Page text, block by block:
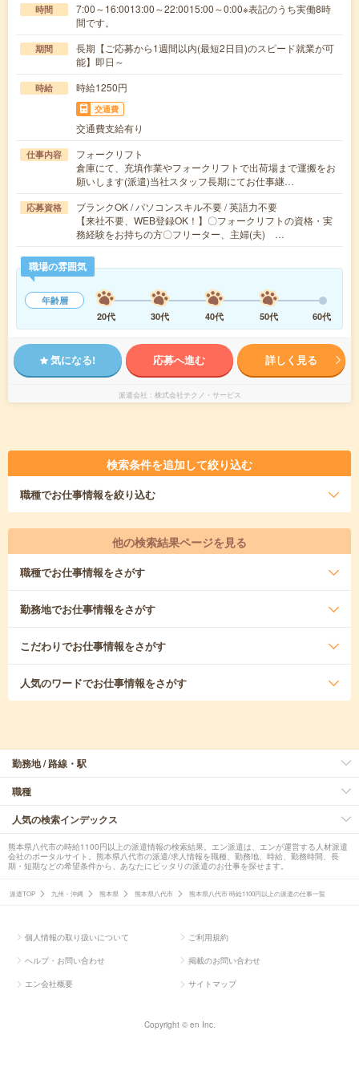
時間
7:00～16:0013:00～22:0015:00～0:00※表記のうち実働8時
間です。
期間
長期【ご応募から1週間以内(最短2日目)のスピード就業が可
能】即日～
時給 時給1250円
交通費
交通費支給有り
仕事内容
フォークリフト
倉庫にて、充填作業やフォークリフトで出荷場まで運搬をお
願いします(派遣)当社スタッフ長期にてお仕事継…
応募資格
ブランクOK / パソコンスキル不要 / 英語力不要
【来社不要、WEB登録OK！】〇フォークリフトの資格・実
務経験をお持ちの方〇フリーター、主婦(夫) …
職場の雰囲気
年齢層
20代
30代 40代 50代 60代
気になる! 応募へ進む 詳しく見る
派遣会社 株式会社テクノ・サービス
検索条件を追加して絞り込む
職種でお仕事情報を絞り込む
他の検索結果ページを見る
職種でお仕事情報をさがす
勤務地でお仕事情報をさがす
こだわりでお仕事情報をさがす
人気のワードでお仕事情報をさがす
勤務地 / 路線・駅
職種
人気の検索インデックス
熊本県八代市の時給1100円以上の派遣情報の検索結果。エン派遣は、エンが運営する人材派遣
会社のポータルサイト。熊本県八代市の派遣/求人情報を職種、勤務地、時給、勤務時間、長
期・短期などの希望条件から、あなたにピッタリの派遣のお仕事を探せます。
派遣TOP 九州・沖縄 熊本県 熊本県八代市 熊本県八代市 時給1100円以上の派遣の仕事一覧
個人情報の取り扱いについて ご利用規約
ヘルプ・お問い合わせ 掲載のお問い合わせ
エン会社概要 サイトマップ
Copyright © en Inc.